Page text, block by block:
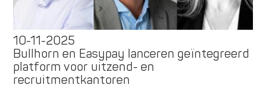
10-11-2025
Bullhorn en Easypay lanceren geïntegreerd
platform voor uitzend- en
recruitmentkantoren